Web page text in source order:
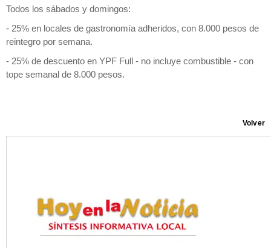
Todos los sábados y domingos:
- 25% en locales de gastronomía adheridos, con 8.000 pesos de
reintegro por semana.
- 25% de descuento en YPF Full - no incluye combustible - con
tope semanal de 8.000 pesos.
Volver